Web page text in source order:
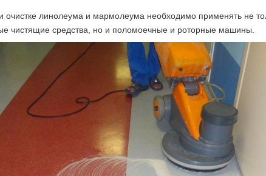
очистке линолеума и мармолеума необходимо применять не
чистящие средства, но и поломоечные и роторные машины.